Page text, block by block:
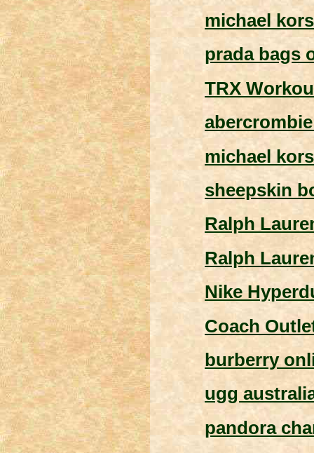
michael
prada bags
TRX
michael
sheepskin
Ralph
Ralph
Nike
Coach
burberry
ugg
pandora